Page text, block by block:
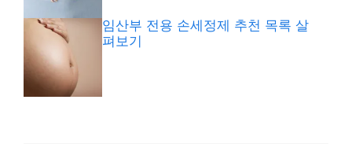
임산부 전용 손세정제 추천 목록 살
펴보기